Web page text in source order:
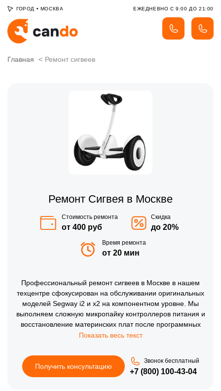
ГОРОД • МОСКВА ЕЖЕДНЕВНО С 9:00 ДО 21:00
Главная Ремонт сигвеев
Ремонт Сигвея в Москве
Стоимость ремонта
от 400 руб
Скидка
до 20%
Время ремонта
от 20 мин
Профессиональный ремонт сигвеев в Москве в нашем
техцентре сфокусирован на обслуживании оригинальных
моделей Segway i2 и x2 на компонентном уровне. Мы
выполняем сложную микропайку контроллеров питания и
восстановление материнских плат после программных
сбоев или перегрузок. Наличие склада оригинальных
аккумуляторных сборок и ремонт редукторов в день
обращения. Каждое устройство проходит обязательное
тестирование стабильности работы системы
Получить консультацию
Звонок бесплатный
+7 (800) 100-43-04